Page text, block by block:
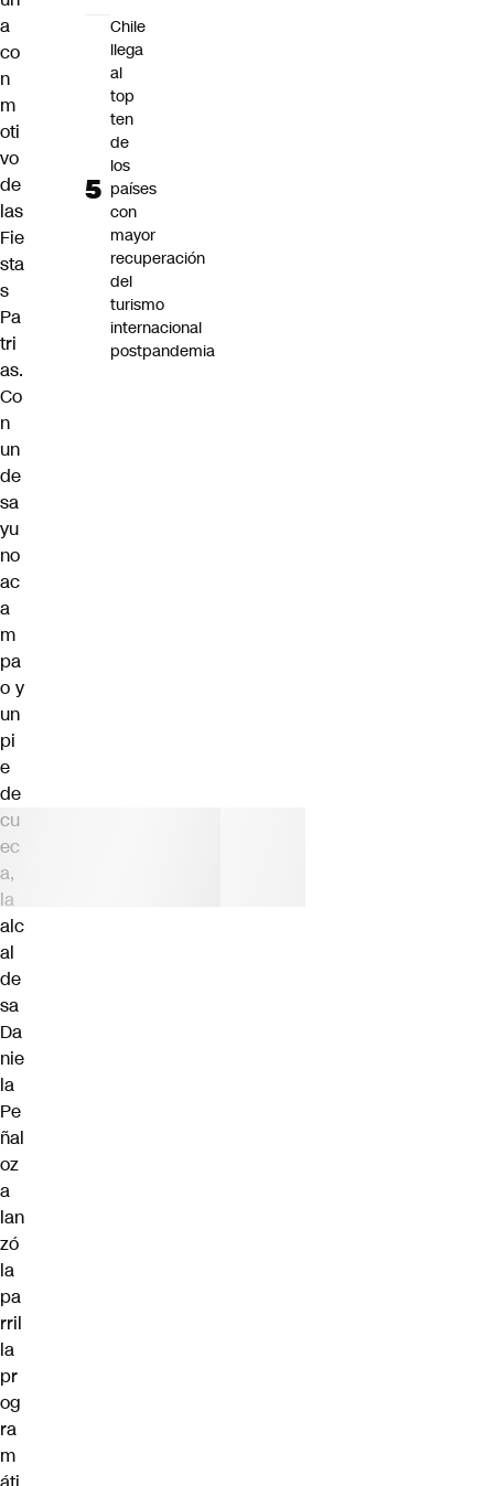
a
co
n
m
oti
vo
de
las
Fie
sta
s
Pa
tri
as.
Co
n
un
de
sa
yu
no
ac
a
m
pa
o y
un
pi
e
de
cu
ec
a,
la
alc
al
de
sa
Da
nie
la
Pe
ñal
oz
a
lan
zó
la
pa
rril
la
pr
og
ra
m
Chile
llega
al
top
ten
de
los
países
con
mayor
recuperación
del
turismo
internacional
postpandemia